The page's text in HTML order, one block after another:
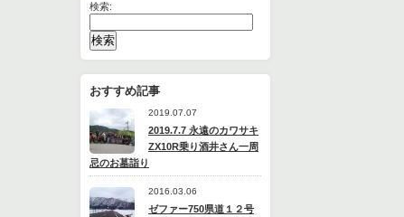
検索:
おすすめ記事
2019.07.07
2019.7.7 永遠のカワサキ
ZX10R乗り酒井さん一周
忌のお墓詣り
2016.03.06
ゼファー750県道１２号